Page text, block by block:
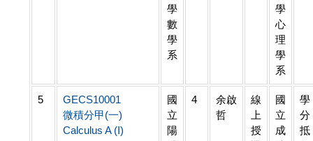
學
數
學
系
學
心
理
學
系
5
GECS10001
微積分甲(一)
Calculus A (I)
國
立
陽
4
余啟
哲
線
上
授
國
立
成
學
分
抵